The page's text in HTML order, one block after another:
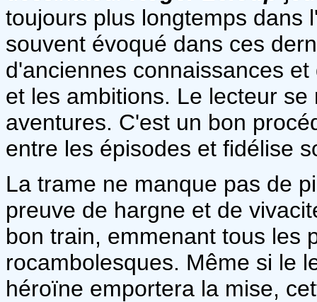
toujours plus longtemps dans
souvent évoqué dans ces
d'anciennes connaissances
et les ambitions. Le lecteur
aventures. C'est un bon
entre les épisodes et fidélise
La trame ne manque pas de
preuve de hargne et de
bon train, emmenant tous les
rocambolesques. Même si le
héroïne emportera la mise,